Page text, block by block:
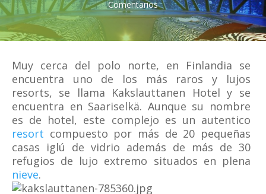
Comentarios
Muy cerca del polo norte, en Finlandia se
encuentra uno de los más raros y lujos
resorts, se llama Kakslauttanen Hotel y se
encuentra en Saariselkä. Aunque su nombre
es de hotel, este complejo es un autentico
resort compuesto por más de 20 pequeñas
casas iglú de vidrio además de más de 30
refugios de lujo extremo situados en plena
nieve.